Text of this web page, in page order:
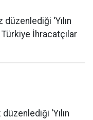
‘Yılın
Türkiye İhracatçılar
‘Yılın